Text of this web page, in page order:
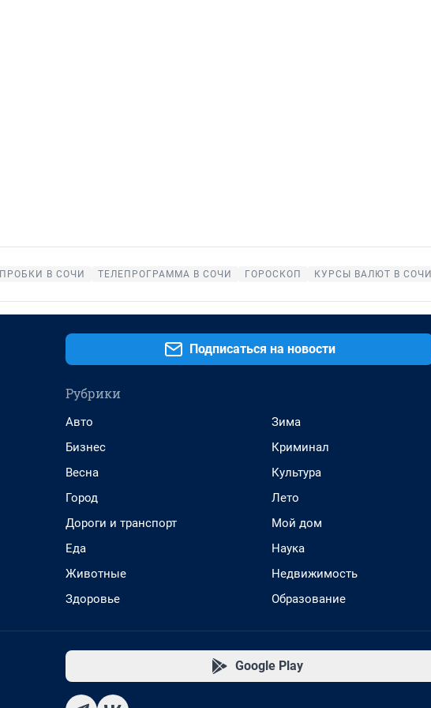
ПРОБКИ В СОЧИ ТЕЛЕПРОГРАММА В СОЧИ ГОРОСКОП КУРСЫ ВАЛЮТ В СОЧИ
Подписаться на новости
Рубрики
Авто
Бизнес
Весна
Город
Дороги и транспорт
Еда
Животные
Здоровье
Зима
Криминал
Культура
Лето
Мой дом
Наука
Недвижимость
Образование
Google Play